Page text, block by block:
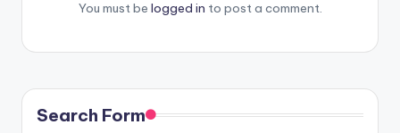
You must be logged in to post a comment.
Search Form